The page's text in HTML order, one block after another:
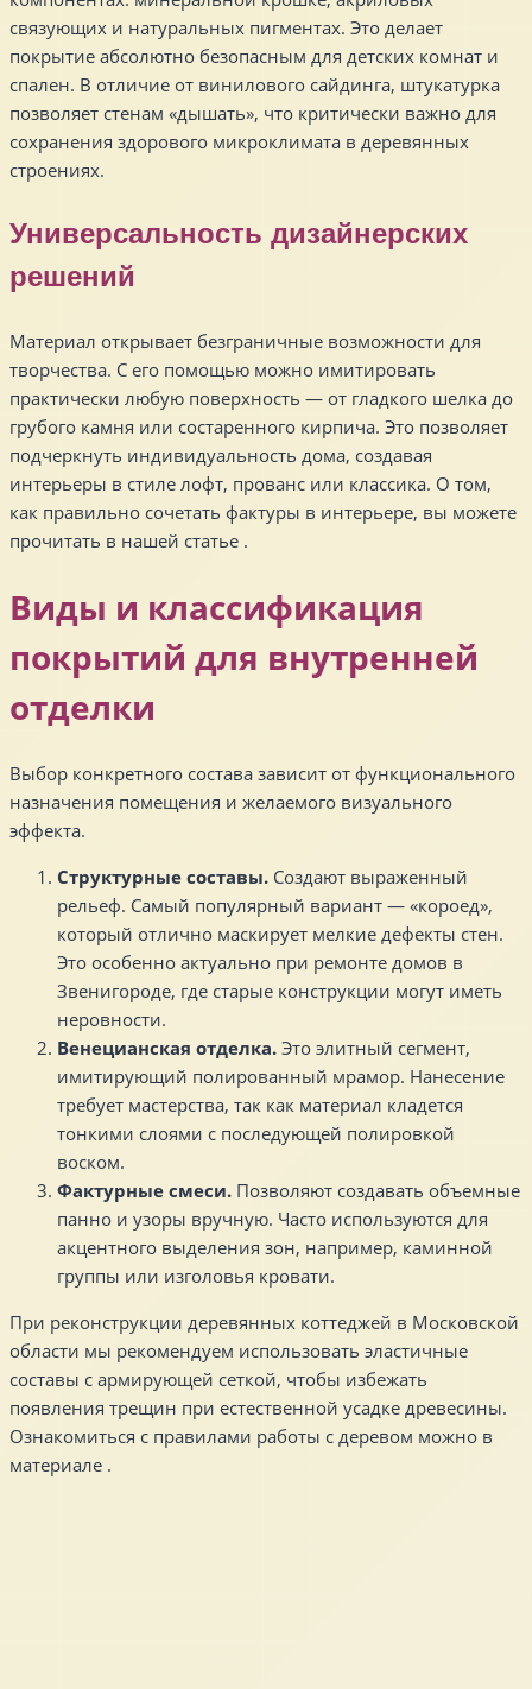
связующих и натуральных пигментах. Это делает
покрытие абсолютно безопасным для детских комнат и
спален. В отличие от винилового сайдинга, штукатурка
позволяет стенам «дышать», что критически важно для
сохранения здорового микроклимата в деревянных
строениях.
Универсальность дизайнерских
решений
Материал открывает безграничные возможности для
творчества. С его помощью можно имитировать
практически любую поверхность — от гладкого шелка до
грубого камня или состаренного кирпича. Это позволяет
подчеркнуть индивидуальность дома, создавая
интерьеры в стиле лофт, прованс или классика. О том,
как правильно сочетать фактуры в интерьере, вы можете
прочитать в нашей статье .
Виды и классификация
покрытий для внутренней
отделки
Выбор конкретного состава зависит от функционального
назначения помещения и желаемого визуального
эффекта.
Структурные составы. Создают выраженный
рельеф. Самый популярный вариант — «короед»,
который отлично маскирует мелкие дефекты стен.
Это особенно актуально при ремонте домов в
Звенигороде, где старые конструкции могут иметь
неровности.
Венецианская отделка. Это элитный сегмент,
имитирующий полированный мрамор. Нанесение
требует мастерства, так как материал кладется
тонкими слоями с последующей полировкой
воском.
Фактурные смеси. Позволяют создавать объемные
панно и узоры вручную. Часто используются для
акцентного выделения зон, например, каминной
группы или изголовья кровати.
При реконструкции деревянных коттеджей в Московской
области мы рекомендуем использовать эластичные
составы с армирующей сеткой, чтобы избежать
появления трещин при естественной усадке древесины.
Ознакомиться с правилами работы с деревом можно в
материале .